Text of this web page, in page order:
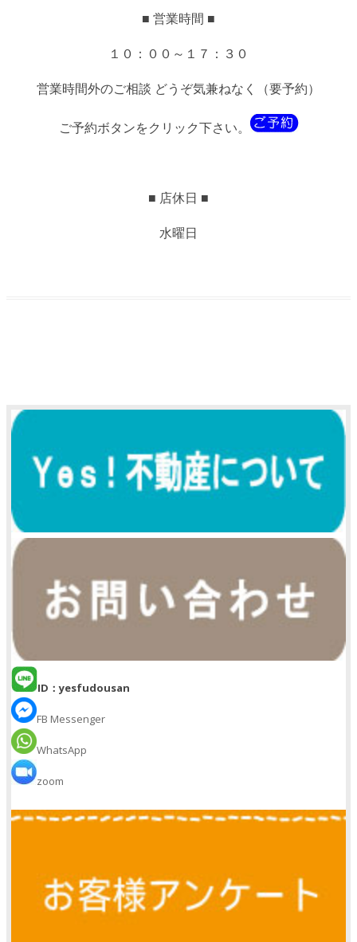
■ 営業時間 ■
１０：００～１７：３０
営業時間外のご相談 どうぞ気兼ねなく（要予約）
ご予約ボタンをクリック下さい。
■ 店休日 ■
水曜日
ID：yesfudousan
FB Messenger
WhatsApp
zoom